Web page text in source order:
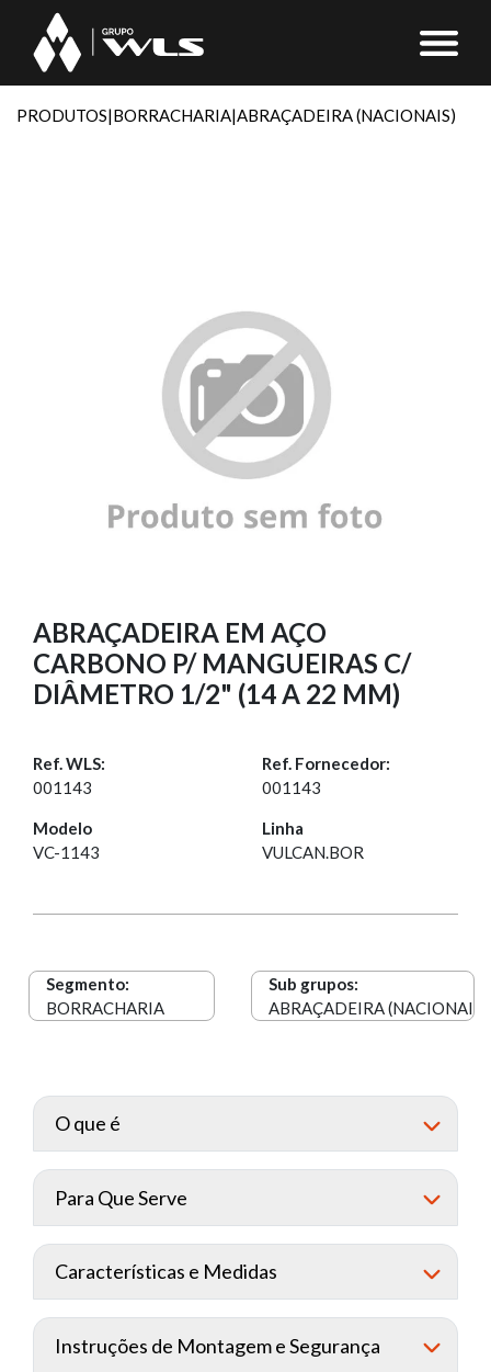
PRODUTOS|BORRACHARIA|ABRAÇADEIRA (NACIONAIS)
ABRAÇADEIRA EM AÇO
CARBONO P/ MANGUEIRAS C/
DIÂMETRO 1/2" (14 A 22 MM)
Ref. WLS:
001143
Ref. Fornecedor:
001143
Modelo
VC-1143
Linha
VULCAN.BOR
Segmento:
BORRACHARIA
Sub grupos:
ABRAÇADEIRA (NACIONAIS)
O que é
Para Que Serve
Características e Medidas
Instruções de Montagem e Segurança